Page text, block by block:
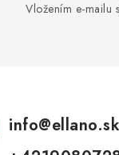
Vložením e-mailu
info@ellano.sk